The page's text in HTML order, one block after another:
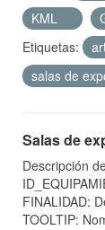
KML
Etiquetas:
salas de
Salas de
Descripción
FINALIDAD:
TOOLTIP: